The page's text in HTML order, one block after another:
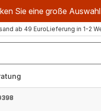
Sie eine große
ab 49 EuroLieferung in 1-2